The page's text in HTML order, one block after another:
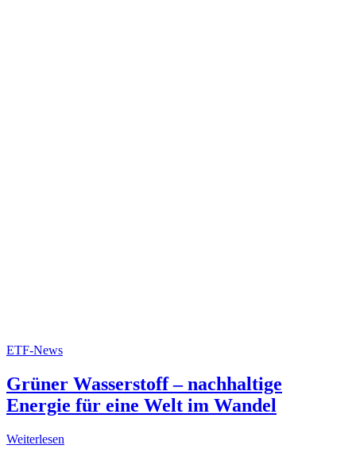
ETF-News
Grüner Wasserstoff – nachhaltige
Energie für eine Welt im Wandel
Weiterlesen